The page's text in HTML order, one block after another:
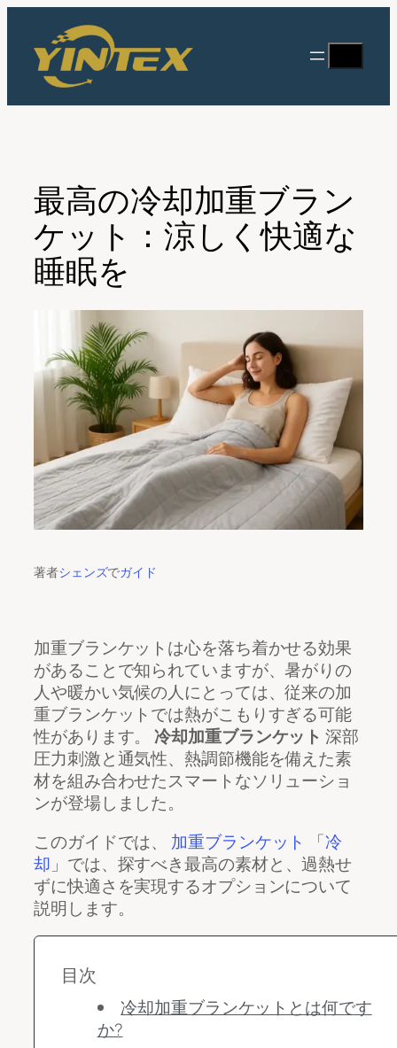
キ
索
最高の冷却加重ブラン
ケット：涼しく快適な
睡眠を
著者シェンズでガイド
加重ブランケットは心を落ち着かせる効果
があることで知られていますが、暑がりの
人や暖かい気候の人にとっては、従来の加
重ブランケットでは熱がこもりすぎる可能
性があります。冷却加重ブランケット 深部
圧力刺激と通気性、熱調節機能を備えた素
材を組み合わせたスマートなソリューショ
ンが登場しました。
このガイドでは、 加重ブランケット 「冷
却 」では、探すべき最高の素材と、過熱せ
ずに快適さを実現するオプションについて
説明します。
目次
冷却加重ブランケットとは何です
か?